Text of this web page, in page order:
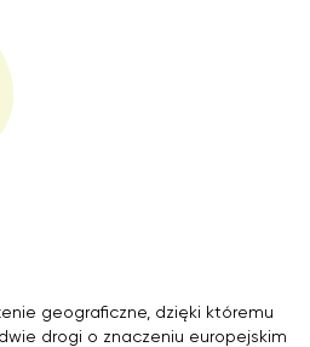
geograficzne, dzięki któremu
drogi o znaczeniu europejskim